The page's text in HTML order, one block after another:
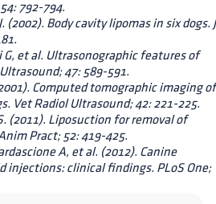
792-794.
(2002). Body cavity lipomas in six dogs. J
G, et al. Ultrasonographic features of
47: 589-591.
Computed tomographic imaging of
Vet Radiol Ultrasound; 42: 221-225.
(2011). Liposuction for removal of
Pract; 52: 419-425.
A, et al. (2012). Canine
injections: clinical findings. PLoS One;